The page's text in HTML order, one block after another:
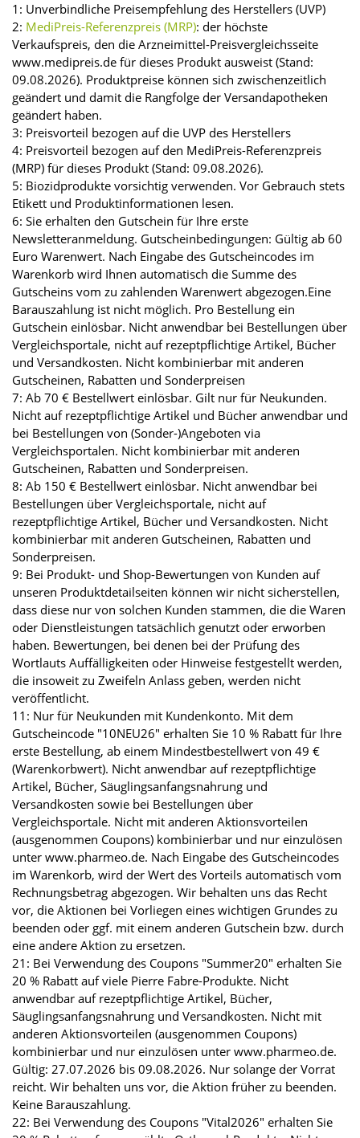
1: Unverbindliche Preisempfehlung des Herstellers (UVP)
2: MediPreis-Referenzpreis (MRP): der höchste
Verkaufspreis, den die Arzneimittel-Preisvergleichsseite
www.medipreis.de für dieses Produkt ausweist (Stand:
09.08.2026). Produktpreise können sich zwischenzeitlich
geändert und damit die Rangfolge der Versandapotheken
geändert haben.
3: Preisvorteil bezogen auf die UVP des Herstellers
4: Preisvorteil bezogen auf den MediPreis-Referenzpreis
(MRP) für dieses Produkt (Stand: 09.08.2026).
5: Biozidprodukte vorsichtig verwenden. Vor Gebrauch stets
Etikett und Produktinformationen lesen.
6: Sie erhalten den Gutschein für Ihre erste
Newsletteranmeldung. Gutscheinbedingungen: Gültig ab 60
Euro Warenwert. Nach Eingabe des Gutscheincodes im
Warenkorb wird Ihnen automatisch die Summe des
Gutscheins vom zu zahlenden Warenwert abgezogen.Eine
Barauszahlung ist nicht möglich. Pro Bestellung ein
Gutschein einlösbar. Nicht anwendbar bei Bestellungen über
Vergleichsportale, nicht auf rezeptpflichtige Artikel, Bücher
und Versandkosten. Nicht kombinierbar mit anderen
Gutscheinen, Rabatten und Sonderpreisen
7: Ab 70 € Bestellwert einlösbar. Gilt nur für Neukunden.
Nicht auf rezeptpflichtige Artikel und Bücher anwendbar und
bei Bestellungen von (Sonder-)Angeboten via
Vergleichsportalen. Nicht kombinierbar mit anderen
Gutscheinen, Rabatten und Sonderpreisen.
8: Ab 150 € Bestellwert einlösbar. Nicht anwendbar bei
Bestellungen über Vergleichsportale, nicht auf
rezeptpflichtige Artikel, Bücher und Versandkosten. Nicht
kombinierbar mit anderen Gutscheinen, Rabatten und
Sonderpreisen.
9: Bei Produkt- und Shop-Bewertungen von Kunden auf
unseren Produktdetailseiten können wir nicht sicherstellen,
dass diese nur von solchen Kunden stammen, die die Waren
oder Dienstleistungen tatsächlich genutzt oder erworben
haben. Bewertungen, bei denen bei der Prüfung des
Wortlauts Auffälligkeiten oder Hinweise festgestellt werden,
die insoweit zu Zweifeln Anlass geben, werden nicht
veröffentlicht.
11: Nur für Neukunden mit Kundenkonto. Mit dem
Gutscheincode "10NEU26" erhalten Sie 10 % Rabatt für Ihre
erste Bestellung, ab einem Mindestbestellwert von 49 €
(Warenkorbwert). Nicht anwendbar auf rezeptpflichtige
Artikel, Bücher, Säuglingsanfangsnahrung und
Versandkosten sowie bei Bestellungen über
Vergleichsportale. Nicht mit anderen Aktionsvorteilen
(ausgenommen Coupons) kombinierbar und nur einzulösen
unter www.pharmeo.de. Nach Eingabe des Gutscheincodes
im Warenkorb, wird der Wert des Vorteils automatisch vom
Rechnungsbetrag abgezogen. Wir behalten uns das Recht
vor, die Aktionen bei Vorliegen eines wichtigen Grundes zu
beenden oder ggf. mit einem anderen Gutschein bzw. durch
eine andere Aktion zu ersetzen.
21: Bei Verwendung des Coupons "Summer20" erhalten Sie
20 % Rabatt auf viele Pierre Fabre-Produkte. Nicht
anwendbar auf rezeptpflichtige Artikel, Bücher,
Säuglingsanfangsnahrung und Versandkosten. Nicht mit
anderen Aktionsvorteilen (ausgenommen Coupons)
kombinierbar und nur einzulösen unter www.pharmeo.de.
Gültig: 27.07.2026 bis 09.08.2026. Nur solange der Vorrat
reicht. Wir behalten uns vor, die Aktion früher zu beenden.
Keine Barauszahlung.
22: Bei Verwendung des Coupons "Vital2026" erhalten Sie